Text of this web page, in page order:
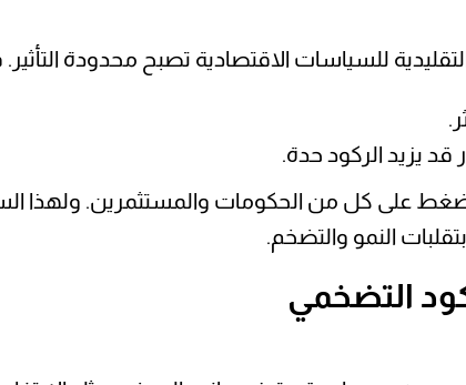
للسياسات الاقتصادية تصبح محدودة
يزيد الركود حدة.
على كل من الحكومات والمستثمرين. ولهذا
النمو والتضخم.
التضخمي